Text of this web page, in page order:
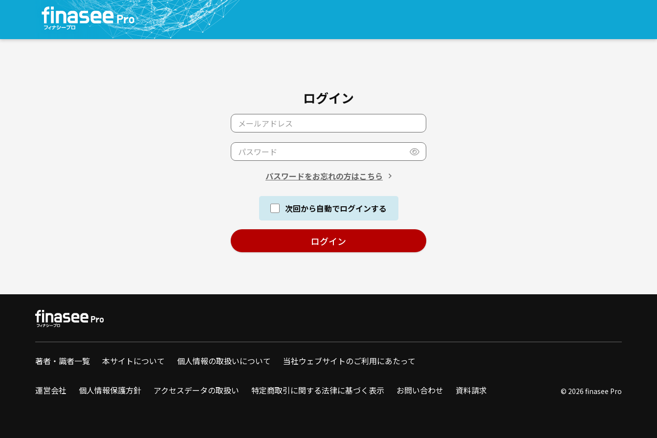
ログイン
パスワードをお忘れの方はこちら
次回から自動でログインする
著者・識者一覧 本サイトについて 個人情報の取扱いについて 当社ウェブサイトのご利用にあたって
運営会社 個人情報保護方針 アクセスデータの取扱い 特定商取引に関する法律に基づく表示 お問い合わせ 資料請求 © 2026 finasee Pro